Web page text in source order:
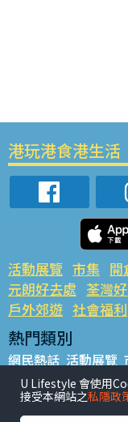
港玩港食港生活
活動展覽 市集 開
元朗好去處 荃灣
戶外郊遊 社會福利
熱門類別
網民熱話 活動展覽
銅鑼灣好去處 元朗
餐廳情報 戶外郊遊
U Lifestyle 會使用
接受本網站之私隱政